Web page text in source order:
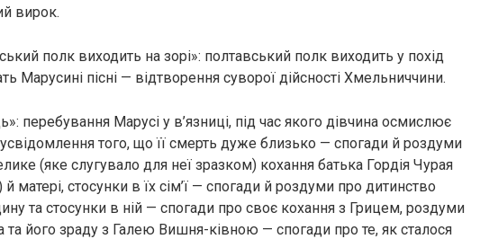
вирок.
полк виходить на зорі»: полтавський полк виходить у похід
Марусині пісні — відтворення суворої дійсності Хмельниччини.
перебування Марусі у в’язниці, під час якого дівчина осмислює
усвідомлення того, що її смерть дуже близько — спогади й роздуми
(яке слугувало для неї зразком) кохання батька Гордія Чурая
матері, стосунки в їх сім’ї — спогади й роздуми про дитинство
та стосунки в ній — спогади про своє кохання з Грицем, роздуми
його зраду з Галею Вишня-ківною — спогади про те, як сталося